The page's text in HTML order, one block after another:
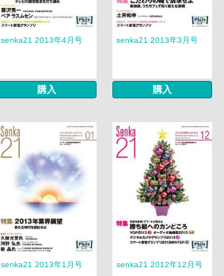
senka21 2013年4月号
購入
senka21 2013年3月号
購入
senka21 2013年1月号 senka21 2012年12月号